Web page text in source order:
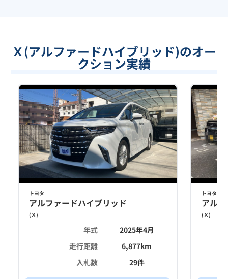
Ｘ(アルファードハイブリッド)のオー
クション実績
トヨタ
アルファードハイブリッド
( Ｘ)
年式
2025年4月
走行距離
6,877km
入札数
29件
トヨタ
アル
( Ｘ)